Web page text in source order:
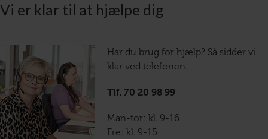
Vi er klar til at hjælpe dig
Har du brug for hjælp? Så sidder vi
klar ved telefonen.
Tlf. 70 20 98 99
Man-tor: kl. 9-16
Fre: kl. 9-15